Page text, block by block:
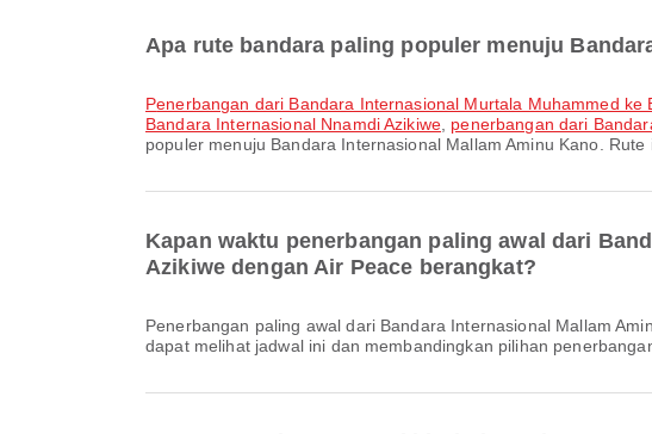
Apa rute bandara paling populer menuju
penerbangan dari Bandara Internasional Murtala Muhammed
Bandara Internasional Nnamdi Azikiwe penerbangan dari
populer menuju Bandara Internasional Mallam Aminu Kano.
Kapan waktu penerbangan paling awal dari
Azikiwe dengan Air Peace berangkat?
Penerbangan paling awal dari Bandara Internasional Mallam Aminu Kano ke Bandara Internasional Nnamdi Azikiwe dengan Air Peace berangkat pada pukul 16.45. Anda
dapat melihat jadwal ini dan membandingkan pilihan